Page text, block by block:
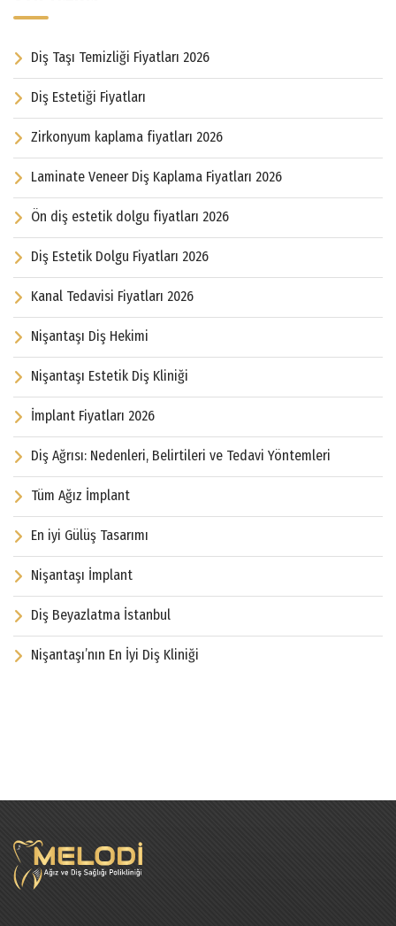
Diş Taşı Temizliği Fiyatları 2026
Diş Estetiği Fiyatları
Zirkonyum kaplama fiyatları 2026
Laminate Veneer Diş Kaplama Fiyatları 2026
Ön diş estetik dolgu fiyatları 2026
Diş Estetik Dolgu Fiyatları 2026
Kanal Tedavisi Fiyatları 2026
Nişantaşı Diş Hekimi
Nişantaşı Estetik Diş Kliniği
İmplant Fiyatları 2026
Diş Ağrısı: Nedenleri, Belirtileri ve Tedavi Yöntemleri
Tüm Ağız İmplant
En iyi Gülüş Tasarımı
Nişantaşı İmplant
Diş Beyazlatma İstanbul
Nişantaşı’nın En İyi Diş Kliniği